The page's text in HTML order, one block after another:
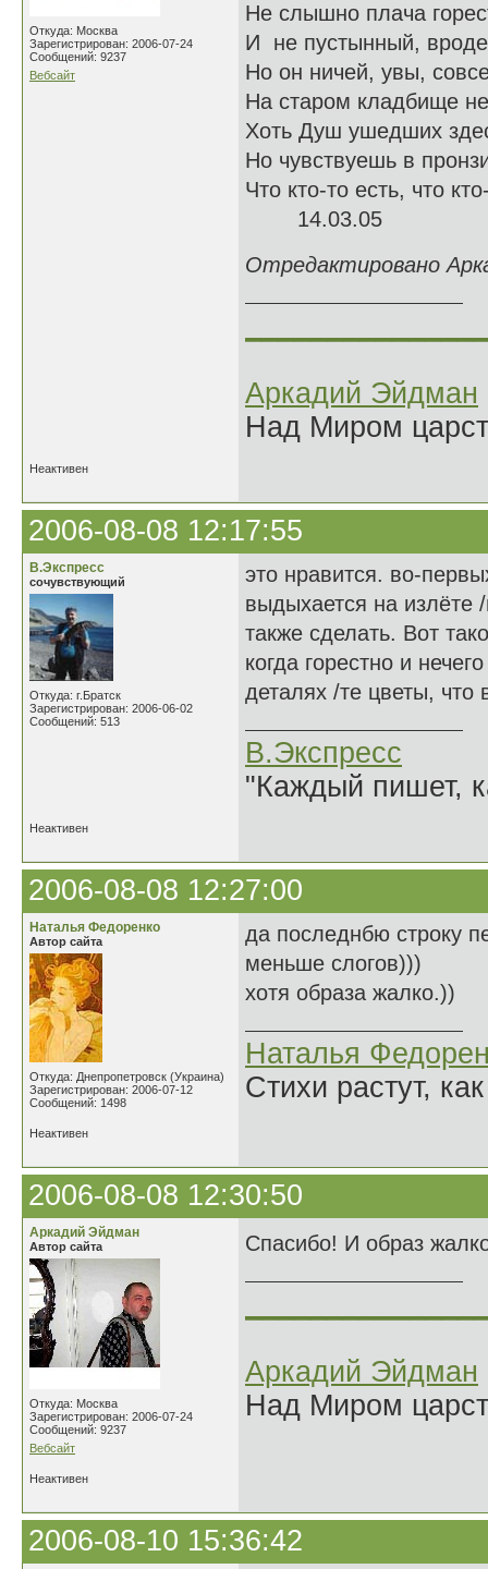
Откуда: Москва
Зарегистрирован: 2006-07-24
Сообщений: 9237
Вебсайт
Не слышно плача
И не пустынный,
Но он ничей, увы,
На старом кладбище
Хоть Душ ушедших
Но чувствуешь в
Что кто-то есть, что
14.03.05
Отредактировано
Аркадий Эйдман
Над Миром
Неактивен
2006-08-08 12:17:55
В.Экспресс
сочувствующий
Откуда: г.Братск
Зарегистрирован: 2006-06-02
Сообщений: 513
это нравится. во-
выдыхается на
также сделать. Вот
когда горестно и
деталях /те цветы,
В.Экспресс
"Каждый пишет,
Неактивен
2006-08-08 12:27:00
Наталья Федоренко
Автор сайта
Откуда: Днепропетровск (Украина)
Зарегистрирован: 2006-07-12
Сообщений: 1498
да последнбю строку
меньше слогов)))
хотя образа жалко.))
Наталья
Стихи растут,
Неактивен
2006-08-08 12:30:50
Аркадий Эйдман
Автор сайта
Откуда: Москва
Зарегистрирован: 2006-07-24
Сообщений: 9237
Вебсайт
Спасибо! И образ
Аркадий Эйдман
Над Миром
Неактивен
2006-08-10 15:36:42